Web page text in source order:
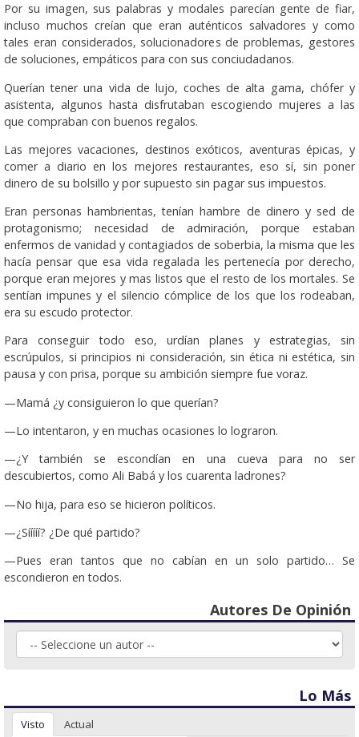
Por su imagen, sus palabras y modales parecían gente de fiar,
incluso muchos creían que eran auténticos salvadores y como
tales eran considerados, solucionadores de problemas, gestores
de soluciones, empáticos para con sus conciudadanos.
Querían tener una vida de lujo, coches de alta gama, chófer y
asistenta, algunos hasta disfrutaban escogiendo mujeres a las
que compraban con buenos regalos.
Las mejores vacaciones, destinos exóticos, aventuras épicas, y
comer a diario en los mejores restaurantes, eso sí, sin poner
dinero de su bolsillo y por supuesto sin pagar sus impuestos.
Eran personas hambrientas, tenían hambre de dinero y sed de
protagonismo; necesidad de admiración, porque estaban
enfermos de vanidad y contagiados de soberbia, la misma que les
hacía pensar que esa vida regalada les pertenecía por derecho,
porque eran mejores y mas listos que el resto de los mortales. Se
sentían impunes y el silencio cómplice de los que los rodeaban,
era su escudo protector.
Para conseguir todo eso, urdían planes y estrategias, sin
escrúpulos, si principios ni consideración, sin ética ni estética, sin
pausa y con prisa, porque su ambición siempre fue voraz.
—Mamá ¿y consiguieron lo que querían?
—Lo intentaron, y en muchas ocasiones lo lograron.
—¿Y también se escondían en una cueva para no ser
descubiertos, como Ali Babá y los cuarenta ladrones?
—No hija, para eso se hicieron políticos.
—¿Sííííí? ¿De qué partido?
—Pues eran tantos que no cabían en un solo partido… Se
escondieron en todos.
Autores De Opinión
Lo Más
Visto Actual